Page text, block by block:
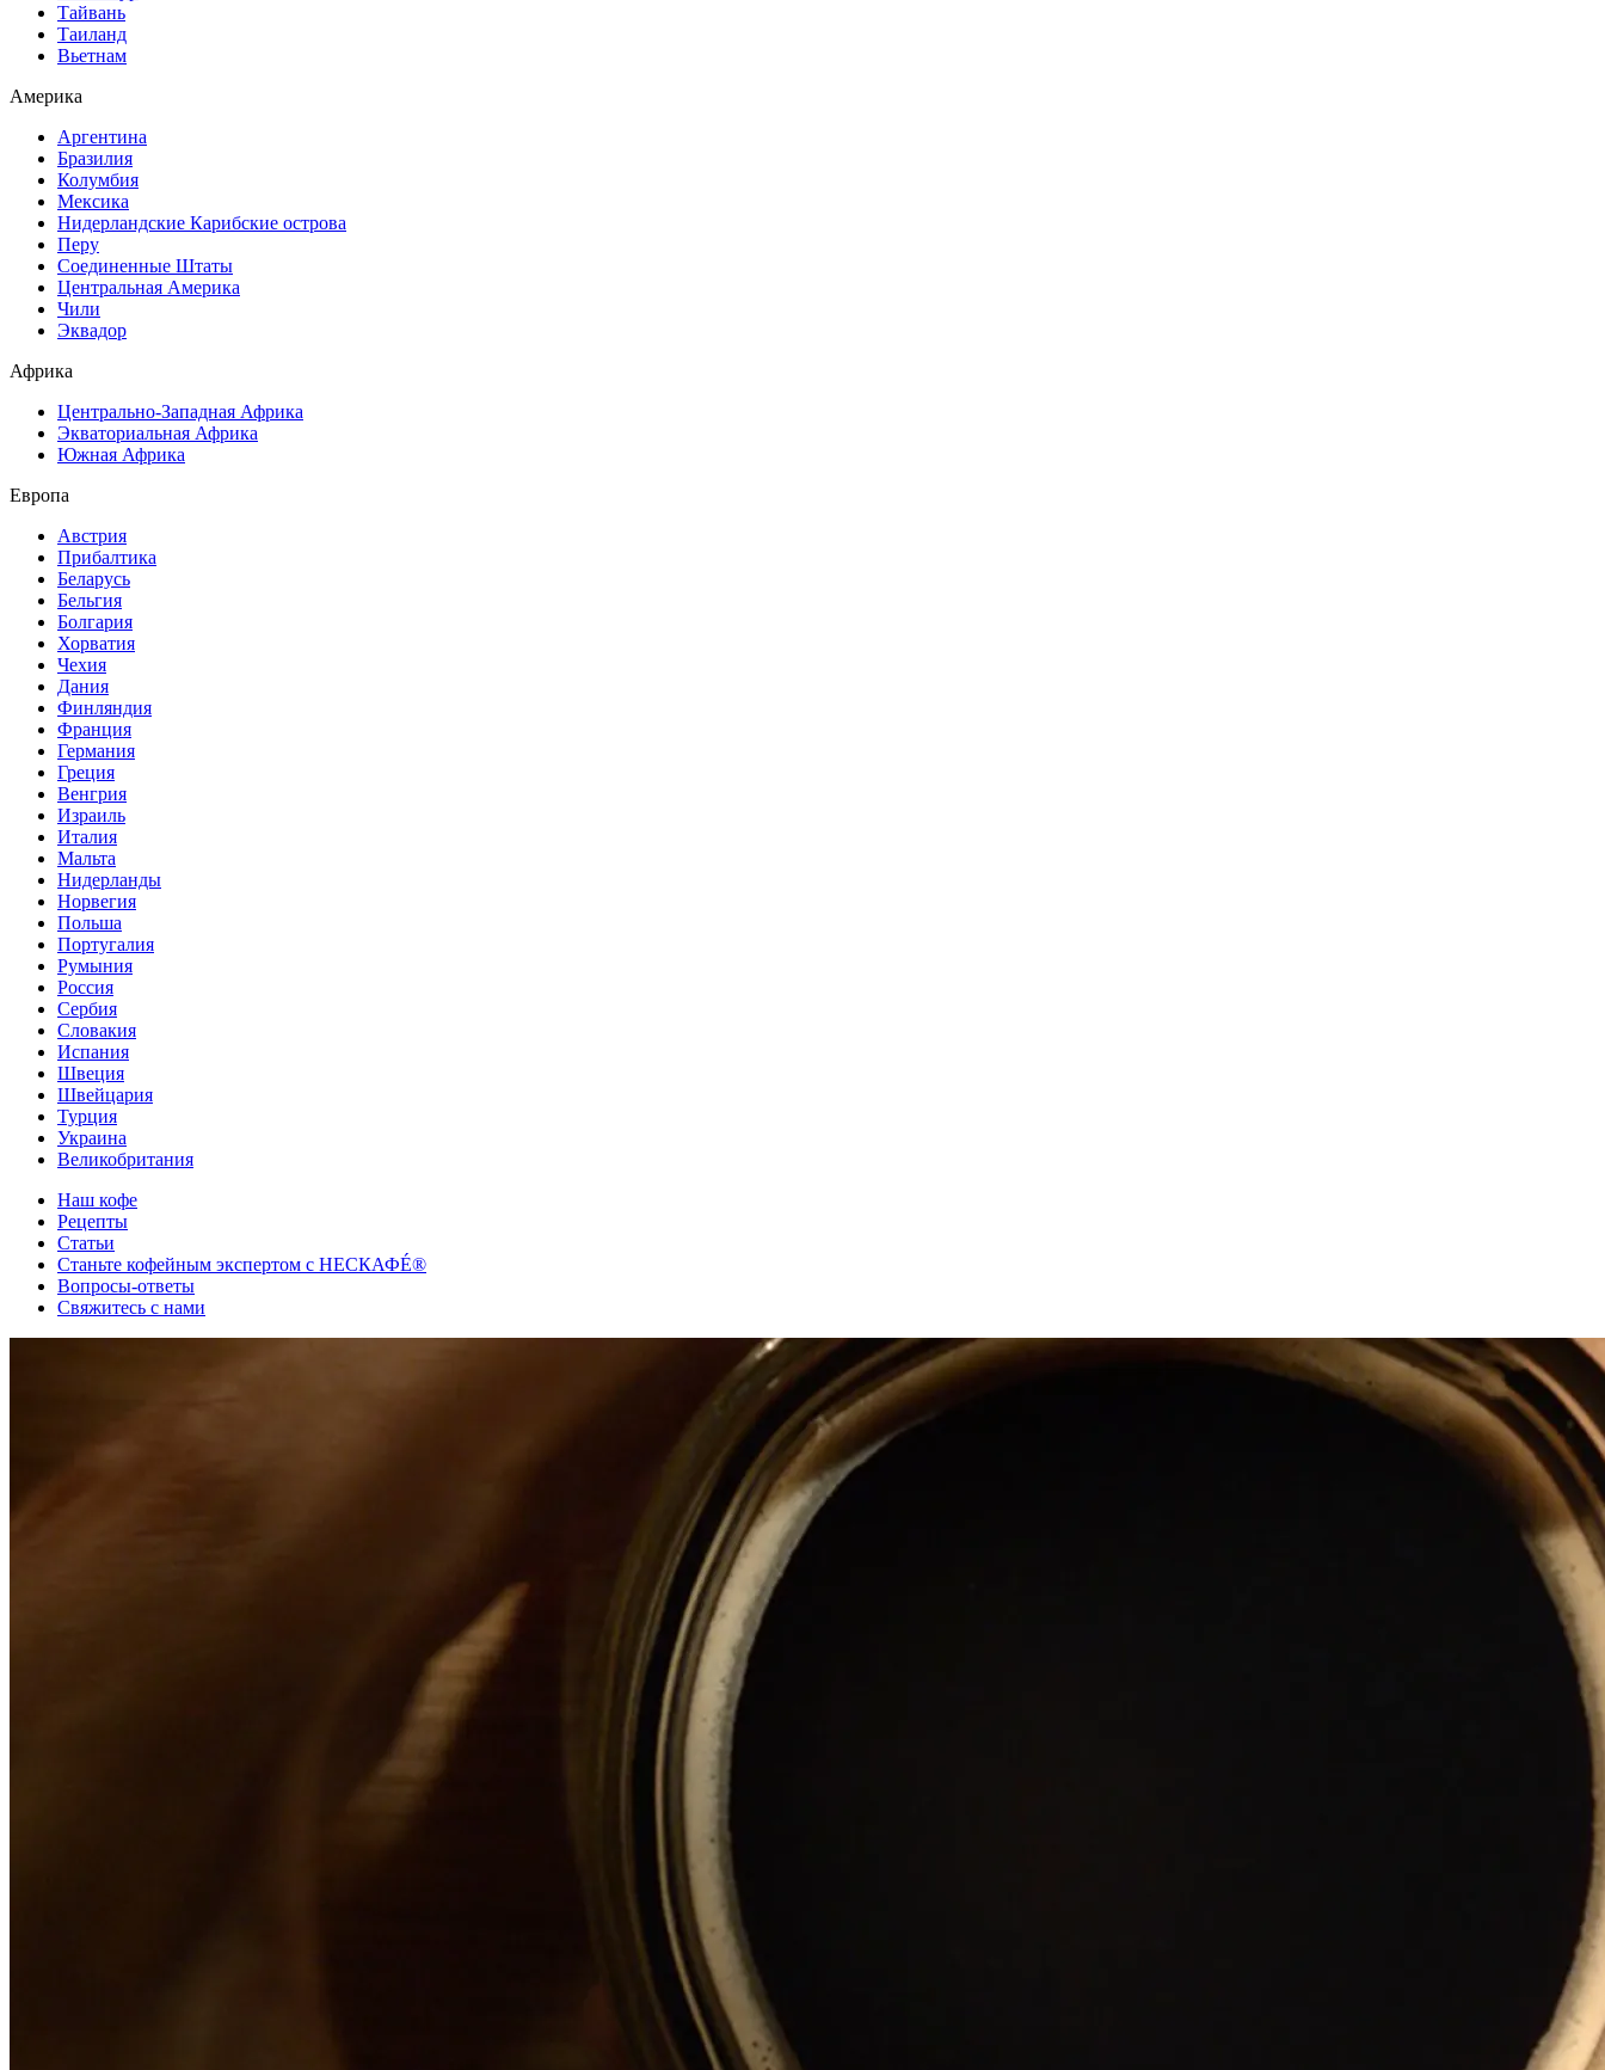
Тайвань
Таиланд
Вьетнам
Америка
Аргентина
Бразилия
Колумбия
Мексика
Нидерландские Карибские острова
Перу
Соединенные Штаты
Центральная Америка
Чили
Эквадор
Африка
Центрально-Западная Африка
Экваториальная Африка
Южная Африка
Европа
Австрия
Прибалтика
Беларусь
Бельгия
Болгария
Хорватия
Чехия
Дания
Финляндия
Франция
Германия
Греция
Венгрия
Израиль
Италия
Мальта
Нидерланды
Норвегия
Польша
Португалия
Румыния
Россия
Сербия
Словакия
Испания
Швеция
Швейцария
Турция
Украина
Великобритания
Наш кофе
Рецепты
Cтатьи
Станьте кофейным экспертом с НЕСКАФÉ®
Вопросы-ответы
Свяжитесь с нами